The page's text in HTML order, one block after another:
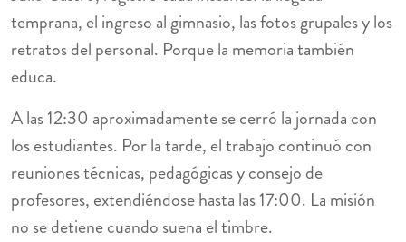
temprana, el ingreso al gimnasio, las fotos grupales y los
retratos del personal. Porque la memoria también
educa.
A las 12:30 aproximadamente se cerró la jornada con
los estudiantes. Por la tarde, el trabajo continuó con
reuniones técnicas, pedagógicas y consejo de
profesores, extendiéndose hasta las 17:00. La misión
no se detiene cuando suena el timbre.